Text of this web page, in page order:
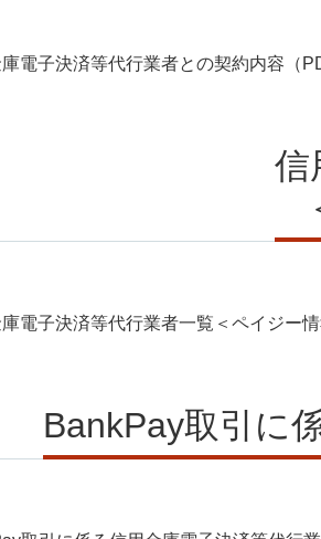
電子決済等代行業者との契約内容（
信
電子決済等代行業者一覧＜ペイジー
BankPay取引に